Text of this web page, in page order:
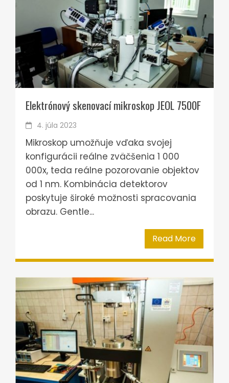
Elektrónový skenovací mikroskop JEOL 7500F
4. júla 2023
Mikroskop umožňuje vďaka svojej
konfigurácii reálne zväčšenia 1 000
000x, teda reálne pozorovanie objektov
od 1 nm. Kombinácia detektorov
poskytuje široké možnosti spracovania
obrazu. Gentle...
Read More